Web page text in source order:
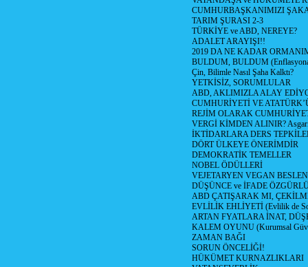
CUMHURBAŞKANIMIZI
TARIM ŞURASI 2-3
TÜRKİYE ve ABD, NEREYE?
ADALET ARAYIŞI!!
2019 DA NE KADAR
BULDUM, BULDUM
Çin, Bilimle Nasıl Şaha Kalktı?
YETKİSİZ, SORUMLULAR
ABD, AKLIMIZLA ALAY
CUMHURİYETİ VE
REJİM OLARAK
VERGİ KİMDEN ALINIR?
İKTİDARLARA DERS
DÖRT ÜLKEYE ÖNERİMDİR
DEMOKRATİK TEMELLER
NOBEL ÖDÜLLERİ
VEJETARYEN VEGAN
DÜŞÜNCE ve İFADE
ABD ÇATIŞARAK MI,
EVLİLİK EHLİYETİ (Evlilik de
ARTAN FYATLARA İNAT,
KALEM OYUNU (Kurumsal
ZAMAN BAĞI
SORUN ÖNCELİĞİ!
HÜKÜMET KURNAZLIKLARI